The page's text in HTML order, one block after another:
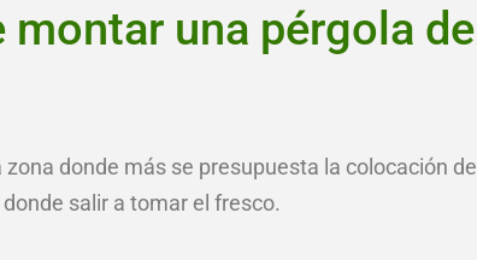
montar una pérgola de
zona donde más se presupuesta la colocación de
salir a tomar el fresco.